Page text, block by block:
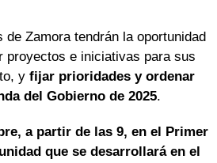
de Zamora tendrán la oportunidad
proyectos e iniciativas para sus
y fijar prioridades y ordenar
del Gobierno de 2025.
a partir de las 9, en el Primer
que se desarrollará en el